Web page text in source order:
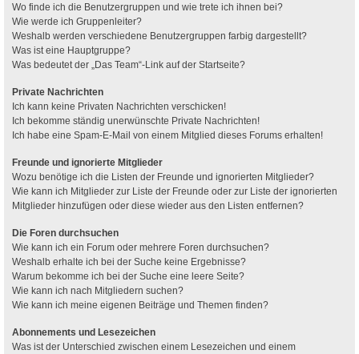
Wo finde ich die Benutzergruppen und wie trete ich ihnen bei?
Wie werde ich Gruppenleiter?
Weshalb werden verschiedene Benutzergruppen farbig dargestellt?
Was ist eine Hauptgruppe?
Was bedeutet der „Das Team“-Link auf der Startseite?
Private Nachrichten
Ich kann keine Privaten Nachrichten verschicken!
Ich bekomme ständig unerwünschte Private Nachrichten!
Ich habe eine Spam-E-Mail von einem Mitglied dieses Forums erhalten!
Freunde und ignorierte Mitglieder
Wozu benötige ich die Listen der Freunde und ignorierten Mitglieder?
Wie kann ich Mitglieder zur Liste der Freunde oder zur Liste der ignorierten
Mitglieder hinzufügen oder diese wieder aus den Listen entfernen?
Die Foren durchsuchen
Wie kann ich ein Forum oder mehrere Foren durchsuchen?
Weshalb erhalte ich bei der Suche keine Ergebnisse?
Warum bekomme ich bei der Suche eine leere Seite?
Wie kann ich nach Mitgliedern suchen?
Wie kann ich meine eigenen Beiträge und Themen finden?
Abonnements und Lesezeichen
Was ist der Unterschied zwischen einem Lesezeichen und einem